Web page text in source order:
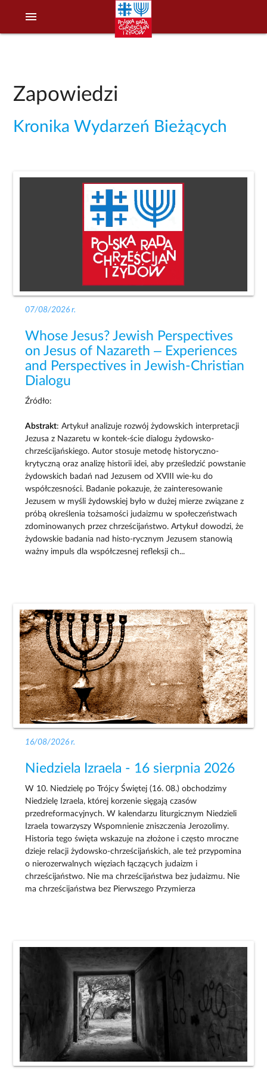
menu
Zapowiedzi
Kronika Wydarzeń Bieżących
07/08/2026 r.
Whose Jesus? Jewish Perspectives
on Jesus of Nazareth – Experiences
and Perspectives in Jewish-Christian
Dialogu
Źródło:
Abstrakt: Artykuł analizuje rozwój żydowskich interpretacji
Jezusa z Nazaretu w kontek-ście dialogu żydowsko-
chrześcijańskiego. Autor stosuje metodę historyczno-
krytyczną oraz analizę historii idei, aby prześledzić powstanie
żydowskich badań nad Jezusem od XVIII wie-ku do
współczesności. Badanie pokazuje, że zainteresowanie
Jezusem w myśli żydowskiej było w dużej mierze związane z
próbą określenia tożsamości judaizmu w społeczeństwach
zdominowanych przez chrześcijaństwo. Artykuł dowodzi, że
żydowskie badania nad histo-rycznym Jezusem stanowią
ważny impuls dla współczesnej refleksji ch...
16/08/2026 r.
Niedziela Izraela - 16 sierpnia 2026
W 10. Niedzielę po Trójcy Świętej (16. 08.) obchodzimy
Niedzielę Izraela, której korzenie sięgają czasów
przedreformacyjnych. W kalendarzu liturgicznym Niedzieli
Izraela towarzyszy Wspomnienie zniszczenia Jerozolimy.
Historia tego święta wskazuje na złożone i często mroczne
dzieje relacji żydowsko-chrześcijańskich, ale też przypomina
o nierozerwalnych więziach łączących judaizm i
chrześcijaństwo. Nie ma chrześcijaństwa bez judaizmu. Nie
ma chrześcijaństwa bez Pierwszego Przymierza